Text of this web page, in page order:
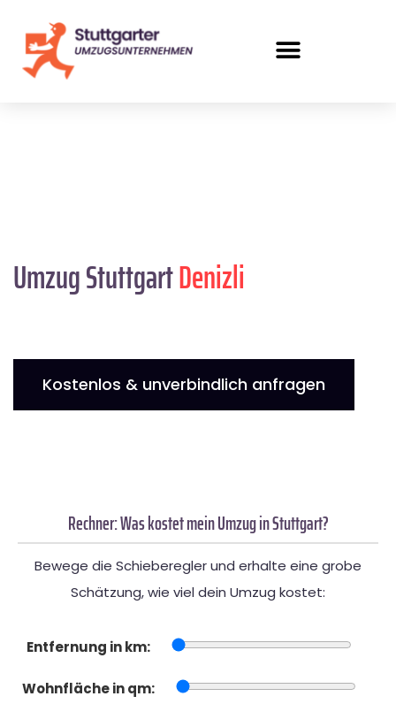
Umzug StuttgartDenizli
Kostenlos & unverbindlich anfragen
Rechner: Was kostet mein Umzug in Stuttgart?
Bewege die Schieberegler und erhalte eine grobe
Schätzung, wie viel dein Umzug kostet:
Entfernung in km:
Wohnfläche in qm: